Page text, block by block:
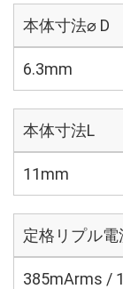
本体寸法⌀ D
6.3mm
本体寸法L
11mm
定格リプル電
385mArms /